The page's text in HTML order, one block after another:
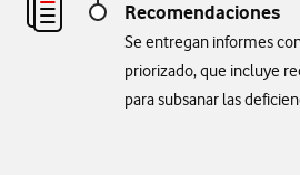
Recomendaciones
Se entregan informes
priorizado, que incluye
para subsanar las